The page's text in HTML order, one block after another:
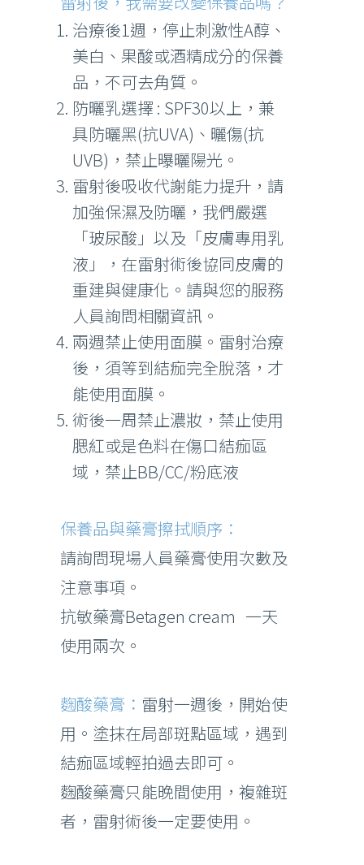
治療後1週，停止刺激性A醇、
美白、果酸或酒精成分的保養
品，不可去角質。
防曬乳選擇 : SPF30以上，兼
具防曬黑(抗UVA)、曬傷(抗
UVB)，禁止曝曬陽光。
雷射後吸收代謝能力提升，請
加強保濕及防曬，我們嚴選
「玻尿酸」以及「皮膚專用乳
液」，在雷射術後協同皮膚的
重建與健康化。請與您的服務
人員詢問相關資訊。
兩週禁止使用面膜。雷射治療
後，須等到結痂完全脫落，才
能使用面膜。
術後一周禁止濃妝，禁止使用
腮紅或是色料在傷口結痂區
域，禁止BB/CC/粉底液
保養品與藥膏擦拭順序：
請詢問現場人員藥膏使用次數及
注意事項。
抗敏藥膏Betagen cream 一天
使用兩次。
麴酸藥膏： 雷射一週後，開始使
用。塗抹在局部斑點區域，遇到
結痂區域輕拍過去即可。
麴酸藥膏只能晚間使用，複雜斑
者，雷射術後一定要使用。